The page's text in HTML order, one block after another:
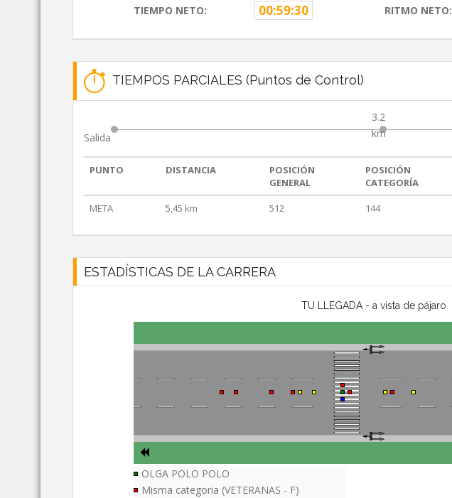
TIEMPO NETO: 00:59:30 RITMO NETO:
TIEMPOS PARCIALES (Puntos de Control)
Salida
3.2
km
PUNTO DISTANCIA
POSICIÓN
GENERAL
POSICIÓN
CATEGORÍA
META 5,45 km 512 144
ESTADÍSTICAS DE LA CARRERA
TU LLEGADA - a vista de pájaro
OLGA POLO POLO
Misma categoria (VETERANAS - F)